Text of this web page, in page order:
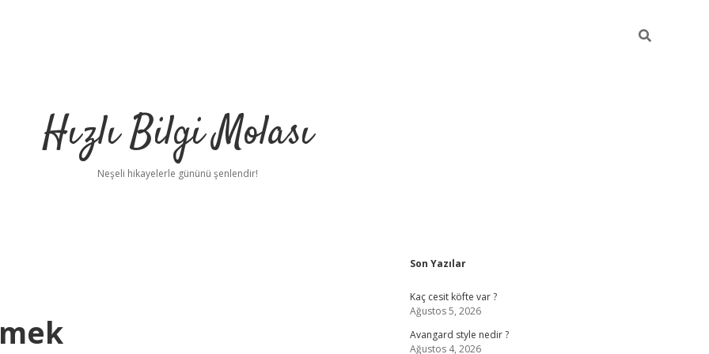
Hızlı Bilgi Molası
Neşeli hikayelerle gününü şenlendir!
Sidebar
Son Yazılar
Kaç cesit köfte var ?
Ağustos 5, 2026
Avangard style nedir ?
Ağustos 4, 2026